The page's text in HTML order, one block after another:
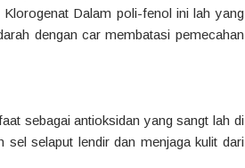
Dalam poli-fenol ini lah yang
dengan car membatasi pemecahan
sebagai antioksidan yang sangt lah di
sel selaput lendir dan menjaga kulit dari